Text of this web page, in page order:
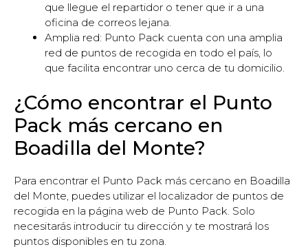
que llegue el repartidor o tener que ir a una
oficina de correos lejana.
Amplia red: Punto Pack cuenta con una amplia
red de puntos de recogida en todo el país, lo
que facilita encontrar uno cerca de tu domicilio.
¿Cómo encontrar el Punto
Pack más cercano en
Boadilla del Monte?
Para encontrar el Punto Pack más cercano en Boadilla
del Monte, puedes utilizar el localizador de puntos de
recogida en la página web de Punto Pack. Solo
necesitarás introducir tu dirección y te mostrará los
puntos disponibles en tu zona.